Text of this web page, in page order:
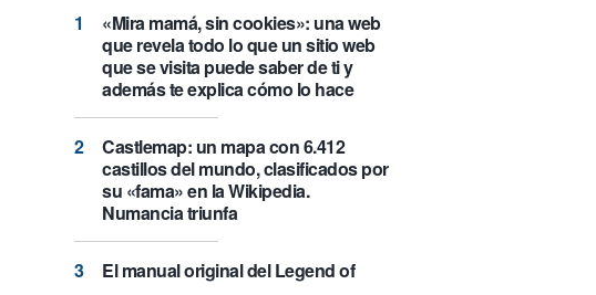
«Mira mamá, sin cookies»: una web
que revela todo lo que un sitio web
que se visita puede saber de ti y
además te explica cómo lo hace
Castlemap: un mapa con 6.412
castillos del mundo, clasificados por
su «fama» en la Wikipedia.
Numancia triunfa
El manual original del Legend of